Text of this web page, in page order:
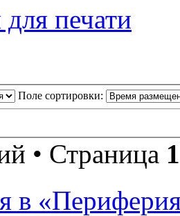
печати
Поле сортировки:
• Страница 1
в